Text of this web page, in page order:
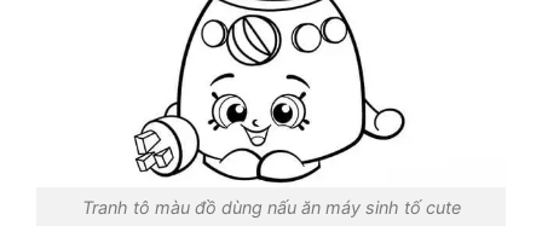
Tranh tô màu đồ dùng nấu ăn máy sinh tố cute